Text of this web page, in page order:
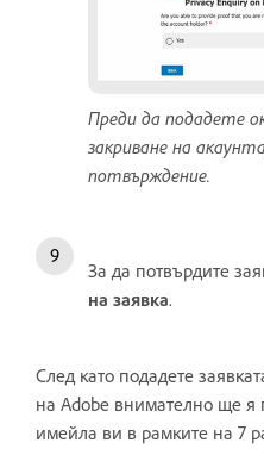
Преди да подадете
закриване на
потвърждение.
За да потвърдите
на заявка.
След като подадете
на Adobe внимателно ще я
имейла ви в рамките на 7